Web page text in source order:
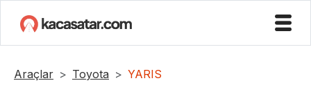
Araçlar Toyota YARIS